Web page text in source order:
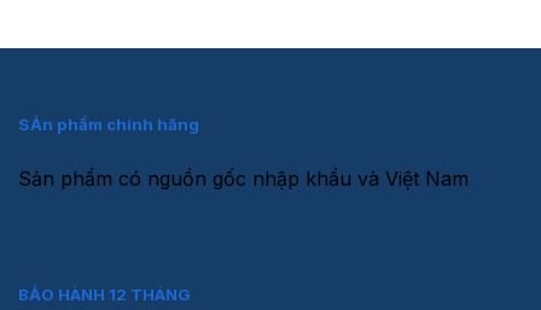
SẢn phẩm chính hãng
Sản phẩm có nguồn gốc nhập khẩu và Việt Nam
BẢO HÀNH 12 THÁNG